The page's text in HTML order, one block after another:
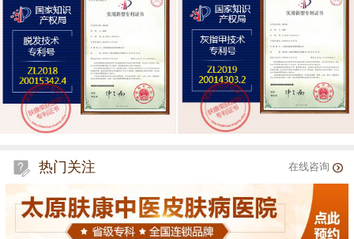
热门关注 在线咨询